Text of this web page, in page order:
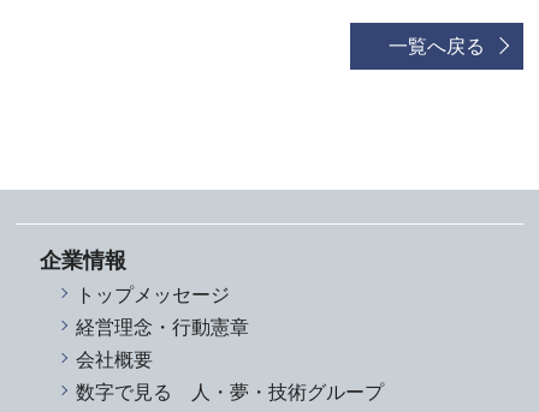
一覧へ戻る
企業情報
トップメッセージ
経営理念・行動憲章
会社概要
数字で見る 人・夢・技術グループ